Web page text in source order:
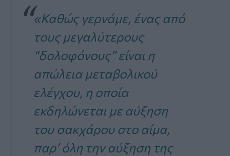
«Καθώς γερνάμε, ένας από
τους μεγαλύτερους
“δολοφόνους” είναι η
απώλεια μεταβολικού
ελέγχου, η οποία
εκδηλώνεται με αύξηση
του σακχάρου στο αίμα,
παρ’ όλη την αύξηση της